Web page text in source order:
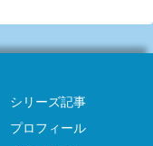
シリーズ記事
プロフィール